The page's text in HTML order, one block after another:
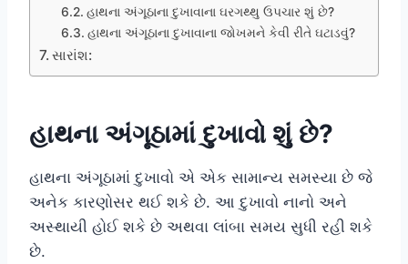
હાથના અંગૂઠાના દુખાવાના ઘરગથ્થુ ઉપચાર શું છે?
હાથના અંગૂઠાના દુખાવાના જોખમને કેવી રીતે ઘટાડવું?
સારાંશ:
હાથના અંગૂઠામાં દુખાવો શું છે?
હાથના અંગૂઠામાં દુખાવો એ એક સામાન્ય સમસ્યા છે જે
અનેક કારણોસર થઈ શકે છે. આ દુખાવો નાનો અને
અસ્થાયી હોઈ શકે છે અથવા લાંબા સમય સુધી રહી શકે
છે.